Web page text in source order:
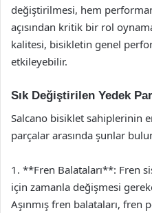
değiştirilmesi, hem
açısından kritik bir rol
kalitesi, bisikletin genel
etkileyebilir.
Sık Değiştirilen Yedek
Salcano bisiklet sahiplerinin
parçalar arasında şunlar
1. **Fren Balataları**: Fren
için zamanla değişmesi
Aşınmış fren balataları, fren